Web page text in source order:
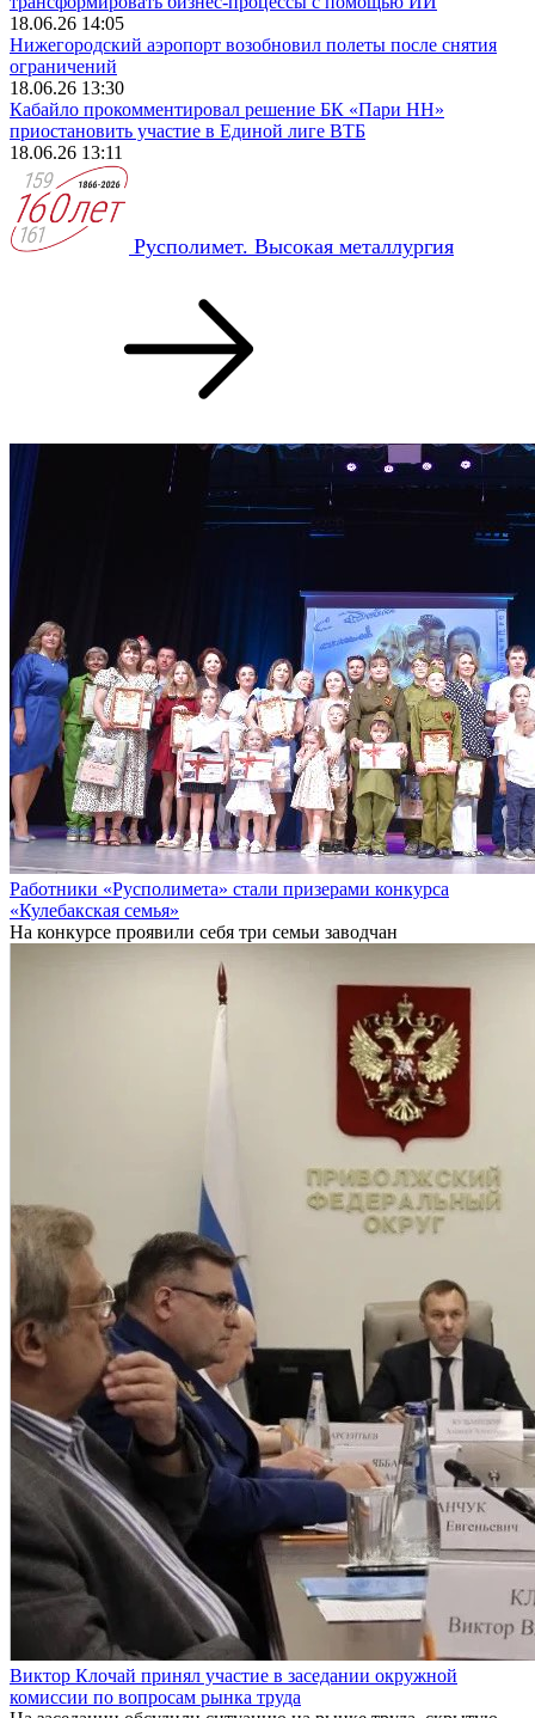
18.06.26 14:05
Нижегородский аэропорт возобновил полеты после снятия
ограничений
18.06.26 13:30
Кабайло прокомментировал решение БК «Пари НН»
приостановить участие в Единой лиге ВТБ
18.06.26 13:11
Русполимет. Высокая металлургия
Работники «Русполимета» стали призерами конкурса
«Кулебакская семья»
На конкурсе проявили себя три семьи заводчан
Виктор Клочай принял участие в заседании окружной
комиссии по вопросам рынка труда